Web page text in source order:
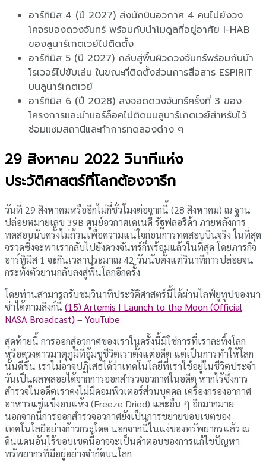
อาร์ทิมิส 4 (ปี 2027) ส่งนักบินอวกาศ 4 คนไปยังวง
โคจรของดวงจันทร์ พร้อมกับนำโมดูลที่อยู่อาศัย I-HAB
ของลูนาร์เกตเวย์ไปติดตั้ง
อาร์ทิมิส 5 (ปี 2027) กลับสู่พื้นผิวดวงจันทร์พร้อมกับนำ
โรเวอร์ไปขับเล่น ในขณะที่ติดตั้งส่วนการสื่อสาร ESPIRIT
บนลูนาร์เกตเวย์
อาร์ทิมิส 6 (ปี 2028) ลงจอดดวงจันทร์ครั้งที่ 3 ของ
โครงการและนำแอร์ล็อคไปติดบนลูนาร์เกตเวย์สำหรับไว้
ซ่อมแซมสถานีและทำการทดลองต่าง ๆ
29 สิงหาคม 2022 วินาทีแห่ง
ประวัติศาสตร์ที่โลกต้องจารึก
วันที่ 29 สิงหาคมหรืออีกไม่กี่ชั่วโมงต่อจากนี้ (28 สิงหาคม) ณ ฐาน
ปล่อยหมายเลข 39B ศูนย์อวกาศเคเนดี้ รัฐฟลอริด้า ภายหลังการ
ทดสอบนับครั้งไม่ถ้วนเพื่อความแน่ใจก่อนการทดสอบบินจริง ในที่สุด
จรวดซึ่งจะพาเรากลับไปยังดวงจันทร์ก็พร้อมแล้วในที่สุด โดยภารกิจ
อาร์ทิมิส 1 จะกินเวลาประมาณ 42 วันนับตั้งแต่วินาทีการปล่อยจน
กระทั้งตัวยานกลับลงสู่พื้นโลกอีกครั้ง
โดยท่านสามารถรับชมวินาทีประวัติศาสตร์นี้ได้ผ่านไลฟ์ยูทูปของนา
ซ่าได้ตามลิงก์นี้ (15) Artemis I Launch to the Moon (Official
NASA Broadcast) – YouTube
สุดท้ายนี้ การออกสู่อวกาศของเราในครั้งนี้มิใช่การที่เราละทิ้งโลก
หรือดวงดาวมาตุภูมิที่อุ้มชูชีวิตเราตั้งแต่อดีต แต่เป็นการทำให้โลก
นั้นดีขึ้น เราไม่อาจปฏิเสธได้ว่าเทคโนโลยีที่เราใช้อยู่ในชีวิตประจำ
วันเป็นผลพลอยได้จากการออกสำรวจอวกาศในอดีต หากไร้ซึ่งการ
สำรวจในอดีตเราคงไม่มีคอมพิวเตอร์ส่วนบุคคล เครื่องกรองอากาศ
อาหารแช่แข็งอบแห้ง (Freeze Dried) และอื่น ๆ อีกมากมาย
นอกจากนี้การออกสำรวจอวกาศยังเป็นการขยายขอบเขตของ
เทคโนโลยีอย่างก้าวกระโดด นอกจากนี้ในแง่ของทรัพยากรแล้ว ณ
ดินแดนอันไร้ขอบเขตนี้อาจจะเป็นคำตอบของการแก้ไขปัญหา
ทรัพยากรที่มีอยู่อย่างจำกัดบนโลก